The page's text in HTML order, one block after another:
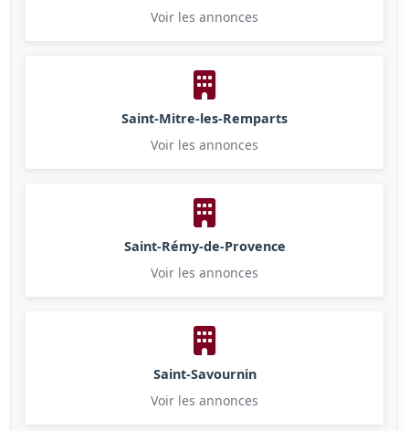
Voir les annonces
Saint-Mitre-les-Remparts
Voir les annonces
Saint-Rémy-de-Provence
Voir les annonces
Saint-Savournin
Voir les annonces